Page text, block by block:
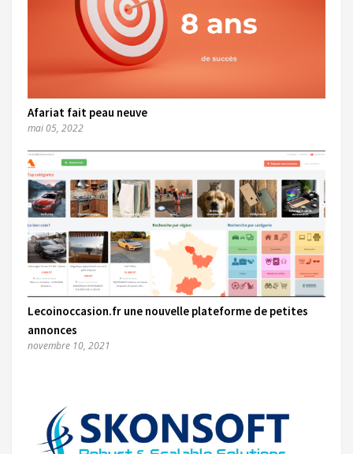
Afariat fait peau neuve
mai 05, 2022
Lecoinoccasion.fr une nouvelle plateforme de petites
annonces
novembre 10, 2021